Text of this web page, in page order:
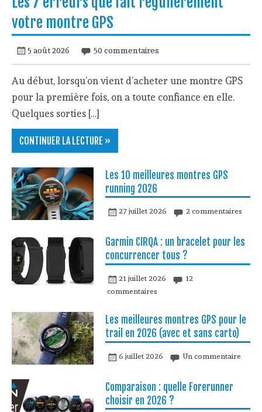
votre montre GPS
5 août 2026 50 commentaires
Au début, lorsqu’on vient d’acheter une montre GPS
pour la première fois, on a toute confiance en elle.
Quelques sorties […]
CONTINUER LA LECTURE »
Les 10 meilleures montres GPS
running 2026
27 juillet 2026 2 commentaires
Garmin CIRQA : un bracelet pour les
concurrencer tous ?
21 juillet 2026
12
commentaires
Les meilleures montres GPS pour le
trail en 2026 (avec et sans carto)
6 juillet 2026 Un commentaire
Comparaison : quelle Forerunner
choisir en 2026 ?